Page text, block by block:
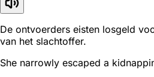
De ontvoerders eisten losgeld
van het slachtoffer.
She narrowly escaped a